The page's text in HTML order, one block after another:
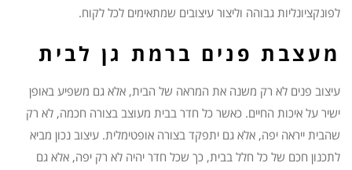
לפונקציונליות גבוהה וליצור עיצובים שמתאימים לכל לקוח.
מעצבת פנים ברמת גן לבית
עיצוב פנים לא רק משנה את המראה של הבית, אלא גם משפיע באופן
ישיר על איכות החיים. כאשר כל חדר בבית מעוצב בצורה חכמה, לא רק
שהבית ייראה יפה, אלא גם יתפקד בצורה אופטימלית. עיצוב נכון מביא
לתכנון חכם של כל חלל בבית, כך שכל חדר יהיה לא רק יפה, אלא גם